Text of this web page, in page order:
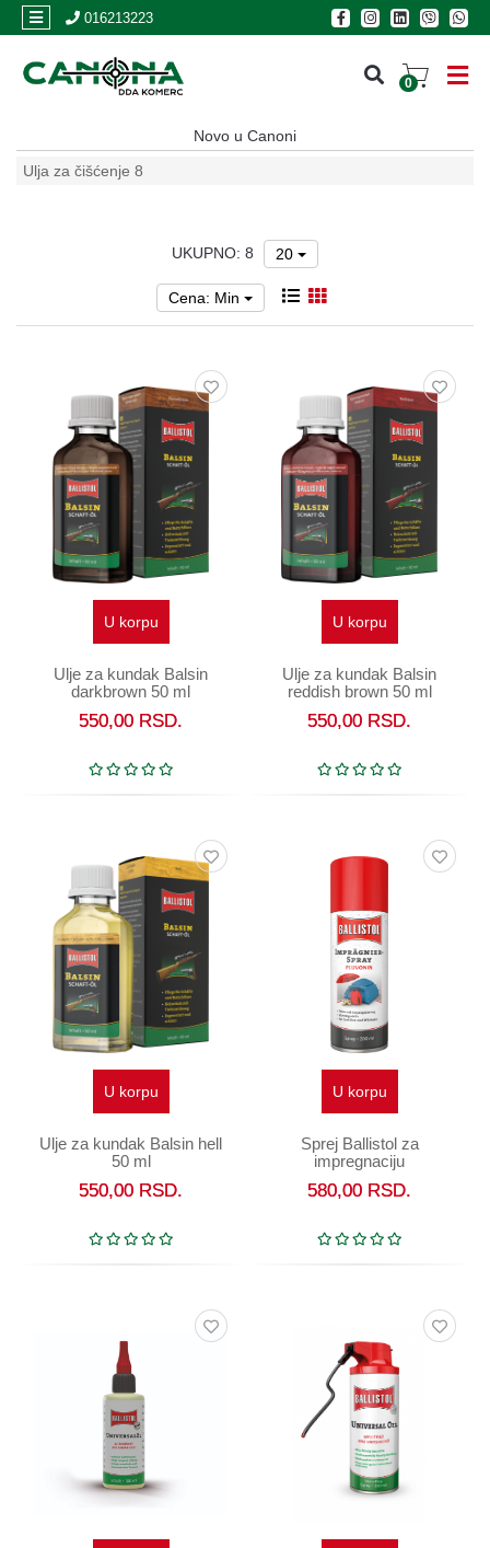
016213223
0
Novo u Canoni
Ulja za čišćenje 8
UKUPNO: 8 20
Cena: Min
U korpu
Ulje za kundak Balsin
darkbrown 50 ml
550,00 RSD.
U korpu
Ulje za kundak Balsin
reddish brown 50 ml
550,00 RSD.
U korpu
Ulje za kundak Balsin hell
50 ml
550,00 RSD.
U korpu
Sprej Ballistol za
impregnaciju
ml
580,00 RSD.